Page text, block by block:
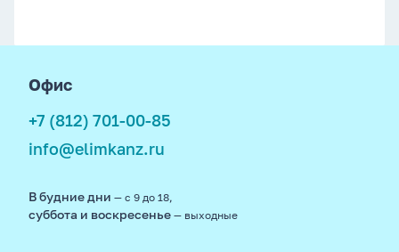
Офис
+7 (812) 701-00-85
info@elimkanz.ru
В будние дни — с 9 до 18,
суббота и воскресенье — выходные